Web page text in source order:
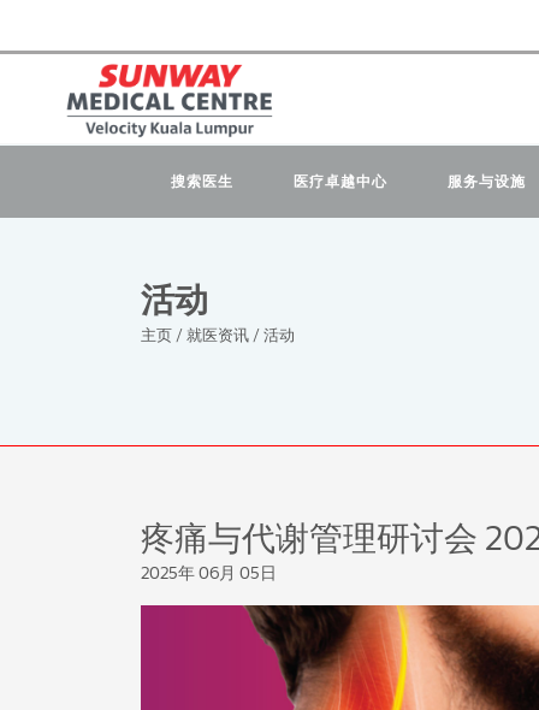
搜索医生 医疗卓越中心 服务与设施
活动
主页 / 就医资讯 / 活动
疼痛与代谢管理研讨会
2025年 06月 05日